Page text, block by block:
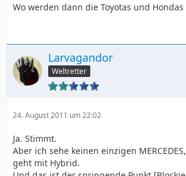
Wo werden dann die Toyotas und Hondas
Larvagandor
Weltretter
24. August 2011 um 22:02
Ja. Stimmt.
Aber ich sehe keinen einzigen
geht mit Hybrid.